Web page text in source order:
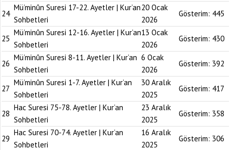
24
Mü’minûn Suresi 17-22. Ayetler | Kur’an
Sohbetleri
20 Ocak
2026
Gösterim: 445
25
Mü’minûn Suresi 12-16. Ayetler | Kur’an
Sohbetleri
13 Ocak
2026
Gösterim: 430
26
Mü’minûn Suresi 8-11. Ayetler | Kur’an
Sohbetleri
6 Ocak
2026
Gösterim: 392
27
Mü’minûn Suresi 1-7. Ayetler | Kur’an
Sohbetleri
30 Aralık
2025
Gösterim: 417
28
Hac Suresi 75-78. Ayetler | Kur’an
Sohbetleri
23 Aralık
2025
Gösterim: 358
29
Hac Suresi 70-74. Ayetler | Kur’an
Sohbetleri
16 Aralık
2025
Gösterim: 306